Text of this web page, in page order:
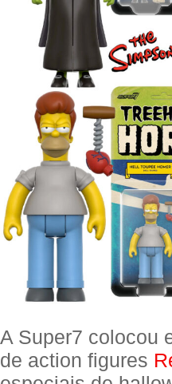
A Super7 colocou
de action figures